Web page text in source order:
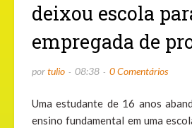
deixou escola
empregada de
portulio 08:38 0 Comentários
Uma estudante de 16 anos
ensino fundamental em uma